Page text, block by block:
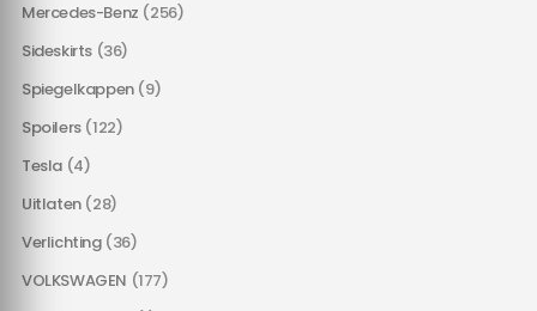
Mercedes-Benz (256)
Sideskirts (36)
Spiegelkappen (9)
Spoilers (122)
Tesla (4)
Uitlaten (28)
Verlichting (36)
VOLKSWAGEN (177)